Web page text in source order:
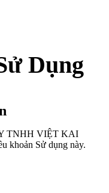
Dụng
TNHH VIỆT KAI
khoản Sử dụng này.